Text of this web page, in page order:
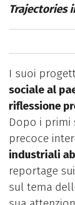
Trajectories
I suoi
sociale al
riflessione
Dopo i primi
precoce
industriali
reportage sui
sul tema